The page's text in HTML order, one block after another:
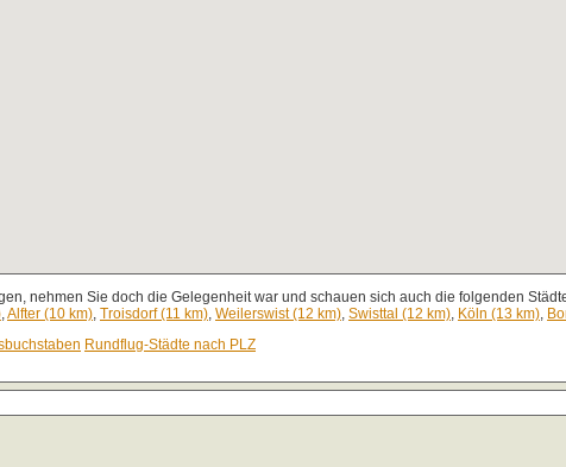
nehmen Sie doch die Gelegenheit war und schauen sich auch die folgenden
,Alfter (10 km), Troisdorf (11 km), Weilerswist (12 km), Swisttal (12 km), Köln (13 km),
Rundflug-Städte nach PLZ